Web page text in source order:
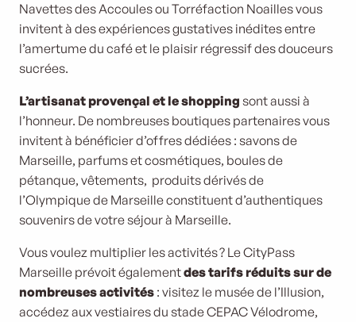
Navettes des Accoules ou Torréfaction Noailles vous
invitent à des expériences gustatives inédites entre
l’amertume du café et le plaisir régressif des douceurs
sucrées.
L’artisanat provençal et le shopping sont aussi à
l’honneur. De nombreuses boutiques partenaires vous
invitent à bénéficier d’offres dédiées : savons de
Marseille, parfums et cosmétiques, boules de
pétanque, vêtements, produits dérivés de
l’Olympique de Marseille constituent d’authentiques
souvenirs de votre séjour à Marseille.
Vous voulez multiplier les activités ? Le CityPass
Marseille prévoit égalementdes tarifs réduits sur de
nombreuses activités : visitez le musée de l’Illusion,
accédez aux vestiaires du stade CEPAC Vélodrome,